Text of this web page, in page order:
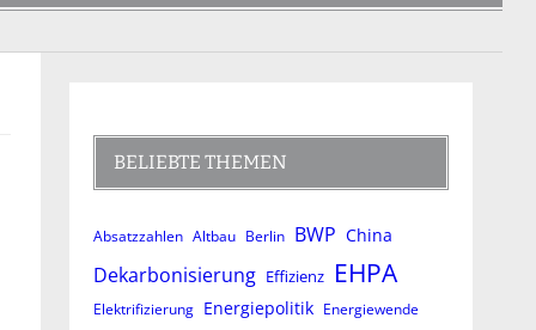
BELIEBTE THEMEN
Absatzzahlen Altbau Berlin BWP China
Dekarbonisierung Effizienz EHPA
Elektrifizierung Energiepolitik Energiewende